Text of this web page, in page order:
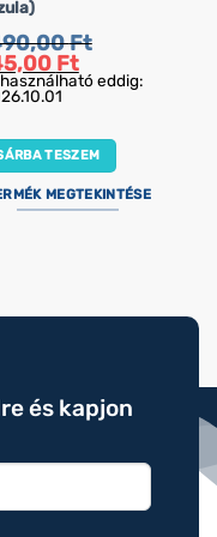
Ft
FtCurrent
price
is: eddig:
TESZEM
MEGTEKINTÉSE
és kapjon